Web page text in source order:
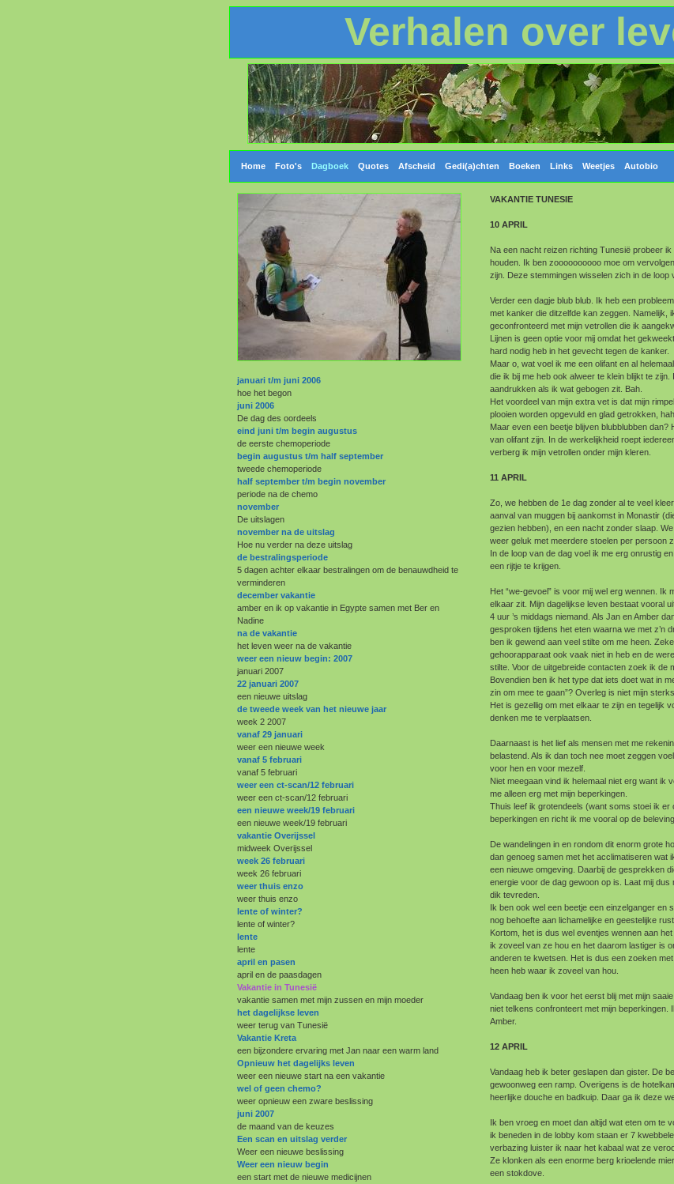
Verhalen over
Home Foto's Dagboek Quotes Afscheid Gedi(a)chten Boeken Links Weetjes Autobio
januari t/m juni 2006
hoe het begon
juni 2006
De dag des oordeels
eind juni t/m begin augustus
de eerste chemoperiode
begin augustus t/m half september
tweede chemoperiode
half september t/m begin november
periode na de chemo
november
De uitslagen
november na de uitslag
Hoe nu verder na deze uitslag
de bestralingsperiode
5 dagen achter elkaar bestralingen om de benauwdheid te
verminderen
december vakantie
amber en ik op vakantie in Egypte samen met Ber en
Nadine
na de vakantie
het leven weer na de vakantie
weer een nieuw begin: 2007
januari 2007
22 januari 2007
een nieuwe uitslag
de tweede week van het nieuwe jaar
week 2 2007
vanaf 29 januari
weer een nieuwe week
vanaf 5 februari
vanaf 5 februari
weer een ct-scan/12 februari
weer een ct-scan/12 februari
een nieuwe week/19 februari
een nieuwe week/19 februari
vakantie Overijssel
midweek Overijssel
week 26 februari
week 26 februari
weer thuis enzo
weer thuis enzo
lente of winter?
lente of winter?
lente
lente
april en pasen
april en de paasdagen
Vakantie in Tunesië
vakantie samen met mijn zussen en mijn moeder
het dagelijkse leven
weer terug van Tunesië
Vakantie Kreta
een bijzondere ervaring met Jan naar een warm land
Opnieuw het dagelijks leven
weer een nieuwe start na een vakantie
wel of geen chemo?
weer opnieuw een zware beslissing
juni 2007
de maand van de keuzes
Een scan en uitslag verder
Weer een nieuwe beslissing
Weer een nieuw begin
een start met de nieuwe medicijnen
VAKANTIE TUNESIE
10 APRIL
Na een nacht reizen richting Tunesië probeer
houden. Ik ben zoooooooooo moe om
zijn. Deze stemmingen wisselen zich in de loop
Verder een dagje blub blub. Ik heb een
met kanker die ditzelfde kan zeggen. Namelijk,
geconfronteerd met mijn vetrollen die ik
Lijnen is geen optie voor mij omdat het
hard nodig heb in het gevecht tegen de kanker.
Maar o, wat voel ik me een olifant en al
die ik bij me heb ook alweer te klein blijkt te
aandrukken als ik wat gebogen zit. Bah.
Het voordeel van mijn extra vet is dat mijn
plooien worden opgevuld en glad getrokken,
Maar even een beetje blijven blubblubben dan?
van olifant zijn. In de werkelijkheid roept
verberg ik mijn vetrollen onder mijn kleren.
11 APRIL
Zo, we hebben de 1e dag zonder al te veel
aanval van muggen bij aankomst in Monastir
gezien hebben), en een nacht zonder slaap.
weer geluk met meerdere stoelen per persoon
In de loop van de dag voel ik me erg onrustig
een rijtje te krijgen.
Het “we-gevoel” is voor mij wel erg wennen. Ik
elkaar zit. Mijn dagelijkse leven bestaat vooral
4 uur ’s middags niemand. Als Jan en Amber
gesproken tijdens het eten waarna we met z’n
ben ik gewend aan veel stilte om me heen.
gehoorapparaat ook vaak niet in heb en de
stilte. Voor de uitgebreide contacten zoek ik de
Bovendien ben ik het type dat iets doet wat in
zin om mee te gaan”? Overleg is niet mijn
Het is gezellig om met elkaar te zijn en tegelijk
denken me te verplaatsen.
Daarnaast is het lief als mensen met me
belastend. Als ik dan toch nee moet zeggen
voor hen en voor mezelf.
Niet meegaan vind ik helemaal niet erg want ik
me alleen erg met mijn beperkingen.
Thuis leef ik grotendeels (want soms stoei ik er
beperkingen en richt ik me vooral op de
De wandelingen in en rondom dit enorm grote
dan genoeg samen met het acclimatiseren wat
een nieuwe omgeving. Daarbij de gesprekken
energie voor de dag gewoon op is. Laat mij
dik tevreden.
Ik ben ook wel een beetje een einzelganger en
nog behoefte aan lichamelijke en geestelijke rust
Kortom, het is dus wel eventjes wennen aan het
ik zoveel van ze hou en het daarom lastiger is
anderen te kwetsen. Het is dus een zoeken
heen heb waar ik zoveel van hou.
Vandaag ben ik voor het eerst blij met mijn
niet telkens confronteert met mijn beperkingen.
Amber.
12 APRIL
Vandaag heb ik beter geslapen dan gister. De
gewoonweg een ramp. Overigens is de
heerlijke douche en badkuip. Daar ga ik deze
Ik ben vroeg en moet dan altijd wat eten om te
ik beneden in de lobby kom staan er 7
verbazing luister ik naar het kabaal wat ze
Ze klonken als een enorme berg krioelende
een stokdove.